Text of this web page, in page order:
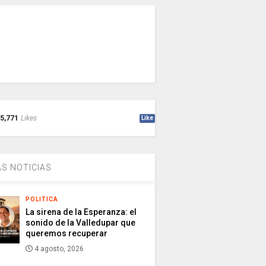
5,771 Likes Like
NOTICIAS
POLITICA
La sirena de la Esperanza: el
sonido de la Valledupar que
queremos recuperar
4 agosto, 2026